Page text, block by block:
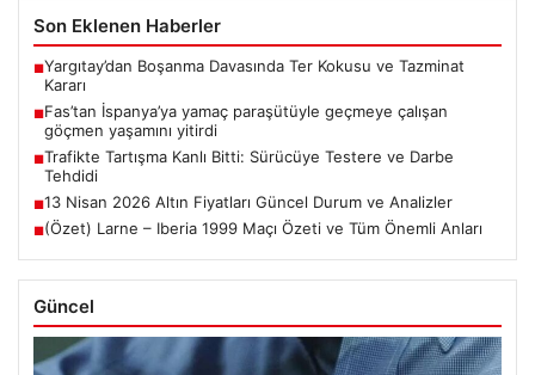
Son Eklenen Haberler
■Yargıtay’dan Boşanma Davasında Ter Kokusu ve Tazminat
Kararı
■Fas’tan İspanya’ya yamaç paraşütüyle geçmeye çalışan
göçmen yaşamını yitirdi
■Trafikte Tartışma Kanlı Bitti: Sürücüye Testere ve Darbe
Tehdidi
■13 Nisan 2026 Altın Fiyatları Güncel Durum ve Analizler
■(Özet) Larne – Iberia 1999 Maçı Özeti ve Tüm Önemli Anları
Güncel